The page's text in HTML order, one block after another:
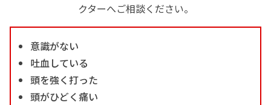
クターへご相談ください。
意識がない
吐血している
頭を強く打った
頭がひどく痛い